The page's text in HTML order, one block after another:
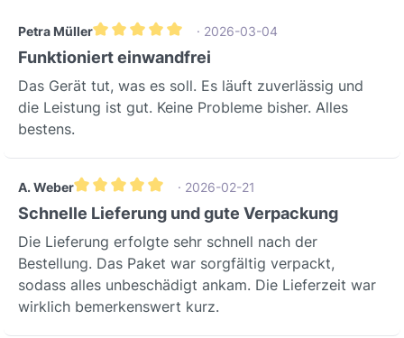
Petra Müller
Durchschnittliche Bewertung von 5 von 5 Sternen
· 2026-03-04
Funktioniert einwandfrei
Das Gerät tut, was es soll. Es läuft zuverlässig und
die Leistung ist gut. Keine Probleme bisher. Alles
bestens.
A. Weber
Durchschnittliche Bewertung von 5 von 5 Sternen
· 2026-02-21
Schnelle Lieferung und gute Verpackung
Die Lieferung erfolgte sehr schnell nach der
Bestellung. Das Paket war sorgfältig verpackt,
sodass alles unbeschädigt ankam. Die Lieferzeit war
wirklich bemerkenswert kurz.